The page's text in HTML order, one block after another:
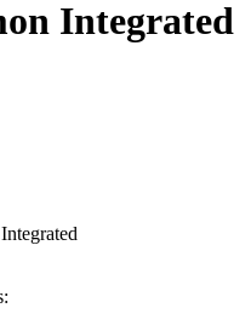
Integrated